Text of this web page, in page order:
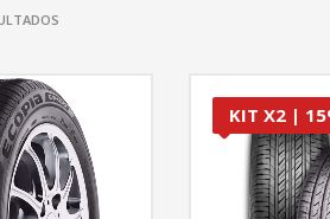
KIT X2 |